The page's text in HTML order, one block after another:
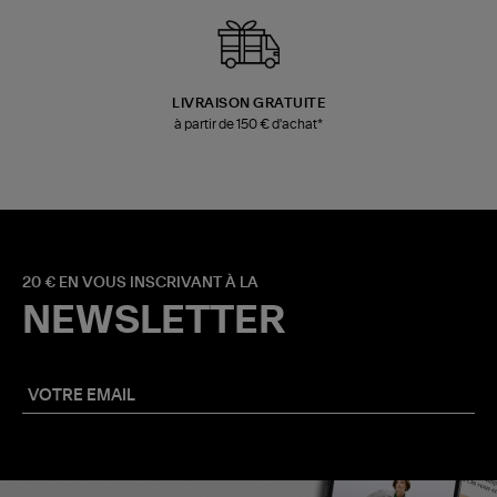
LIVRAISON GRATUITE
à partir de 150 € d'achat*
20 € EN VOUS INSCRIVANT À LA
NEWSLETTER